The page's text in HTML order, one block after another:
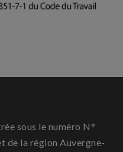
sous le numéro N°
de la région Auvergne-